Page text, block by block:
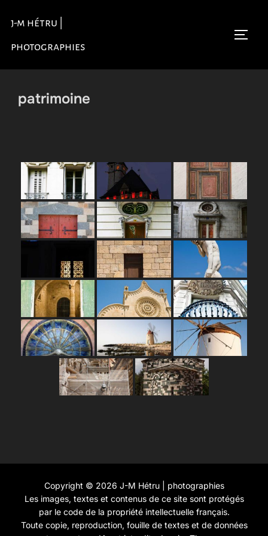
contenu
j-m hétru |
photographies
patrimoine
Copyright © 2026 J-M Hétru | photographies
Les images, textes et contenus de ce site sont protégés
par le code de la propriété intellectuelle français.
Toute copie, reproduction, fouille de textes et de données